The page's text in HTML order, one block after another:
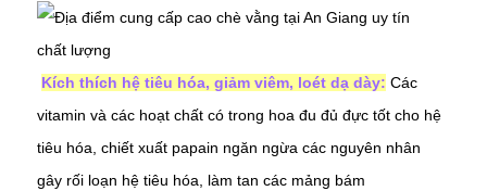
Kích thích hệ tiêu hóa, giảm viêm, loét dạ dày: Các
vitamin và các hoạt chất có trong hoa đu đủ đực tốt cho hệ
tiêu hóa, chiết xuất papain ngăn ngừa các nguyên nhân
gây rối loạn hệ tiêu hóa , làm tan các mảng bám